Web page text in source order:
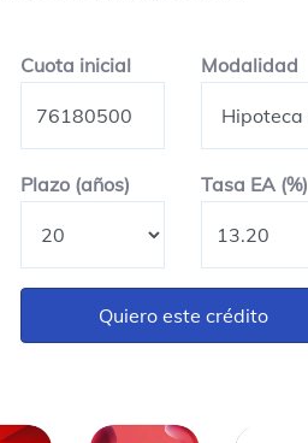
Cuota inicialCuota inicialModalidad
Plazo (años) Plazo en añosTasa EA (%)
Quiero este crédito